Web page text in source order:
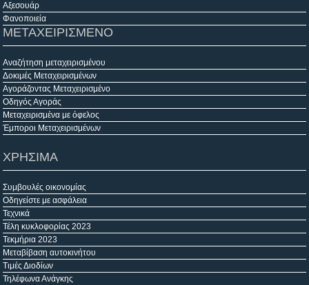
Αξεσουάρ
Φανοποιεία
ΜΕΤΑΧΕΙΡΙΣΜΕΝΟ
Αναζήτηση μεταχειρισμένου
Δοκιμές Μεταχειρισμένων
Αγοράζοντας Μεταχειρισμένο
Οδηγός Αγοράς
Μεταχειρισμένα με όφελος
Έμποροι Μεταχειρισμένων
ΧΡΗΣΙΜΑ
Συμβουλές οικονομίας
Οδηγείστε με ασφάλεια
Τεχνικά
Τέλη κυκλοφορίας 2023
Τεκμήρια 2023
Μεταβίβαση αυτοκινήτου
Τιμές Διοδίων
Τηλέφωνα Ανάγκης